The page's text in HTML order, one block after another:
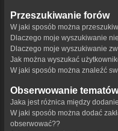
Przeszukiwanie forów
W jaki sposób można
Dlaczego moje wyszukiwanie
Dlaczego moje wyszukiwanie
Jak można wyszukać
W jaki sposób można znaleźć
Obserwowanie
Jaka jest różnica między
W jaki sposób można dodać
obserwować??